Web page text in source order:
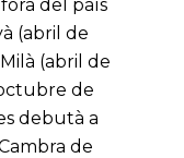
del país
(abril de
(abril de
de
debutà a
de